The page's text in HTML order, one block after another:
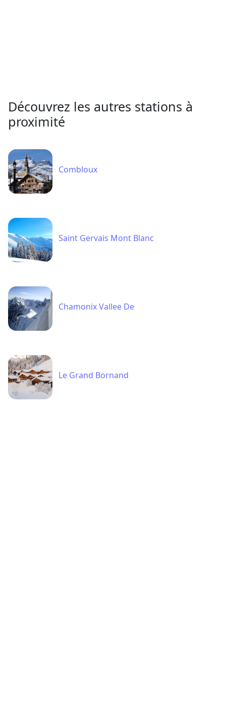
Découvrez les autres stations à
proximité
Combloux
Saint Gervais Mont Blanc
Chamonix Vallee De
Le Grand Bornand